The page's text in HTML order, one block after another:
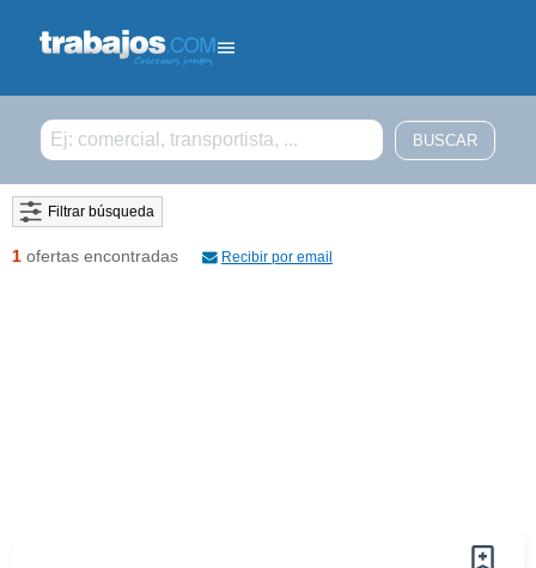
Filtrar búsqueda
1 ofertas encontradas Recibir por email